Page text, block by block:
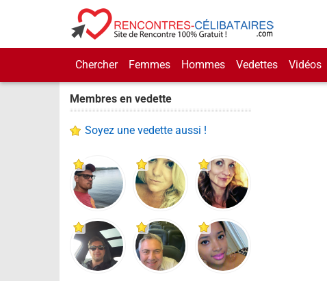
Chercher Femmes Hommes Vedettes Vidéos
Membres en vedette
Soyez une vedette aussi !